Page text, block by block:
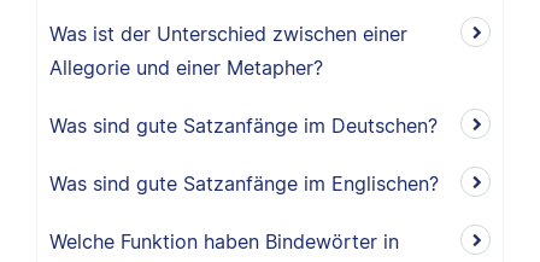
Was ist der Unterschied zwischen einer
Allegorie und einer Metapher?
Was sind gute Satzanfänge im Deutschen?
Was sind gute Satzanfänge im Englischen?
Welche Funktion haben Bindewörter in